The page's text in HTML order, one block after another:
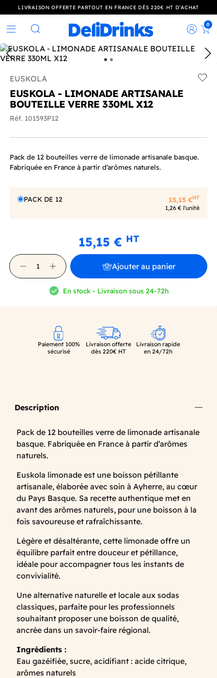
LIVRAISON OFFERTE PARTOUT EN FRANCE DÈS 220€ HT D’ACHAT
Rechercher
0
EUSKOLA
EUSKOLA - LIMONADE ARTISANALE
BOUTEILLE VERRE 330ML X12
Réf. 101593P12
Pack de 12 bouteilles verre de limonade artisanale basque.
Fabriquée en France à partir d’arômes naturels.
PACK DE 12 15,15 €HT
1,26 € l'unité
15,15 € HT
Ajouter au panier
En stock - Livraison sous 24-72h
Paiement 100%
sécurisé
Livraison offerte
dès 220€ HT
Livraison rapide
en 24/72h
Description
Pack de 12 bouteilles verre de limonade artisanale
basque. Fabriquée en France à partir d’arômes
naturels.
Euskola limonade est une boisson pétillante
artisanale, élaborée avec soin à Ayherre, au cœur
du Pays Basque. Sa recette authentique met en
avant des arômes naturels, pour une boisson à la
fois savoureuse et rafraîchissante.
Légère et désaltérante, cette limonade offre un
équilibre parfait entre douceur et pétillance,
idéale pour accompagner tous les instants de
convivialité.
Une alternative naturelle et locale aux sodas
classiques, parfaite pour les professionnels
souhaitant proposer une boisson de qualité,
ancrée dans un savoir-faire régional.
Ingrédients :
Eau gazéifiée, sucre, acidifiant : acide citrique,
arômes naturels